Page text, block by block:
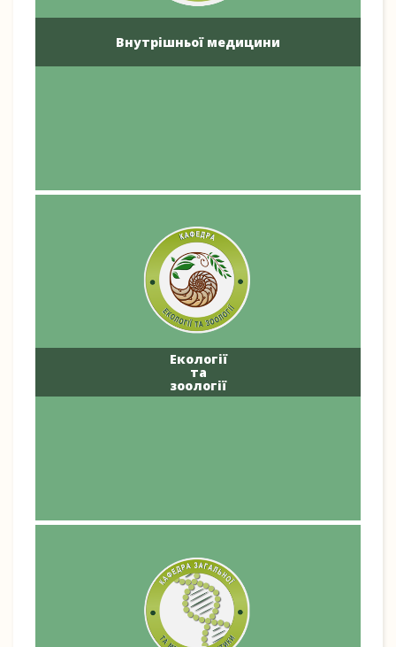
Внутрішньої медицини
Екології
та
зоології